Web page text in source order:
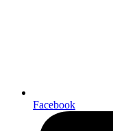
Facebook